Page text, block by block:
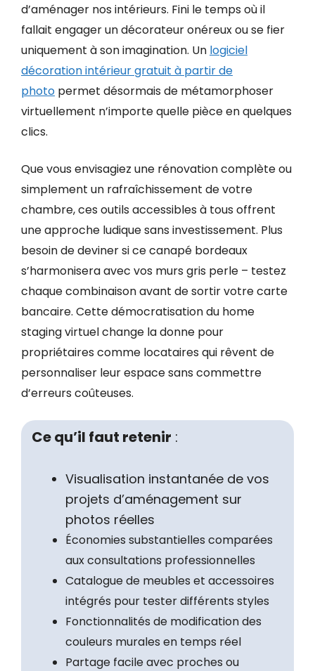
d’aménager nos intérieurs. Fini le temps où il
fallait engager un décorateur onéreux ou se fier
uniquement à son imagination. Un logiciel
décoration intérieur gratuit à partir de
photo permet désormais de métamorphoser
virtuellement n’importe quelle pièce en quelques
clics.
Que vous envisagiez une rénovation complète ou
simplement un rafraîchissement de votre
chambre, ces outils accessibles à tous offrent
une approche ludique sans investissement. Plus
besoin de deviner si ce canapé bordeaux
s’harmonisera avec vos murs gris perle – testez
chaque combinaison avant de sortir votre carte
bancaire. Cette démocratisation du home
staging virtuel change la donne pour
propriétaires comme locataires qui rêvent de
personnaliser leur espace sans commettre
d’erreurs coûteuses.
Ce qu’il faut retenir :
Visualisation instantanée de vos
projets d’aménagement sur
photos réelles
Économies substantielles comparées
aux consultations professionnelles
Catalogue de meubles et accessoires
intégrés pour tester différents styles
Fonctionnalités de modification des
couleurs murales en temps réel
Partage facile avec proches ou